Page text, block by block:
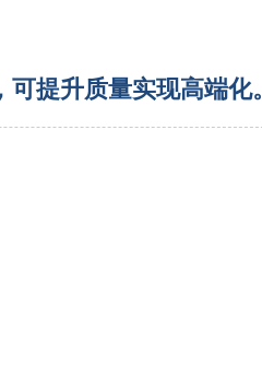
提升质量实现高端化。